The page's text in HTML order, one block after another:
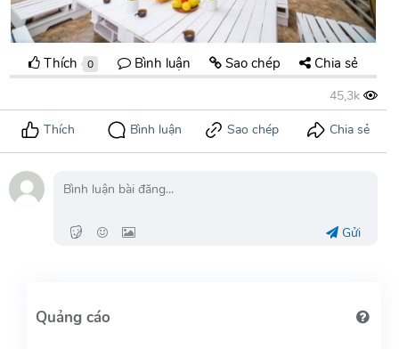
Thích 0 Bình luận Sao chép Chia sẻ
Gửi